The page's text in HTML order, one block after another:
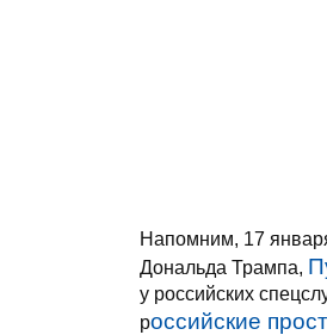
Напомним, 17
Дональда Трампа,
у российских
российские